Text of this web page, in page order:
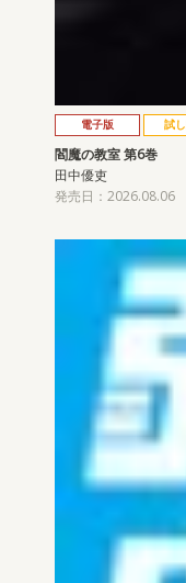
電子版 試
閻魔の教室 第6巻
田中優吏
発売日：2026.08.06